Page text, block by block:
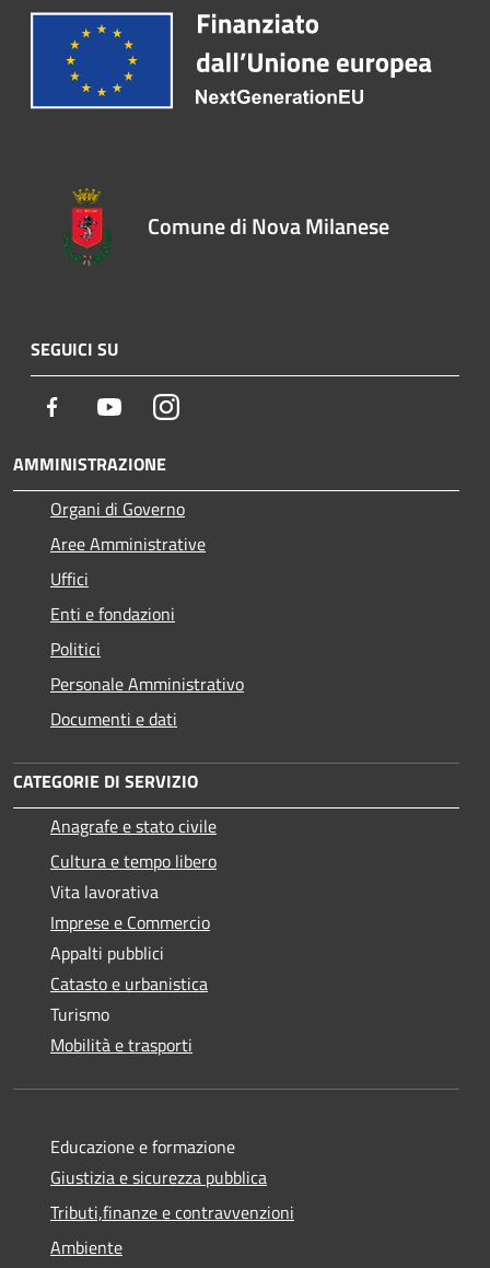
Comune di Nova Milanese
SEGUICI SU
Facebook YoutubeInstagram
AMMINISTRAZIONE
Organi di Governo
Aree Amministrative
Uffici
Enti e fondazioni
Politici
Personale Amministrativo
Documenti e dati
CATEGORIE DI SERVIZIO
Anagrafe e stato civile
Cultura e tempo libero
Vita lavorativa
Imprese e Commercio
Appalti pubblici
Catasto e urbanistica
Turismo
Mobilità e trasporti
Educazione e formazione
Giustizia e sicurezza pubblica
Tributi,finanze e contravvenzioni
Ambiente